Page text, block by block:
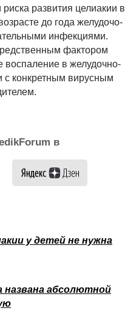
развития целиакии в
до года желудочо-
инфекциями.
фактором
воспаление в желудочно-
с конкретным вирусным
в
у детей не нужна
названа абсолютной